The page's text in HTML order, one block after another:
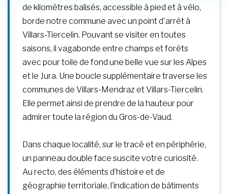
de kilomètres balisés, accessible à pied et à vélo,
borde notre commune avec un point d'arrêt à
Villars-Tiercelin. Pouvant se visiter en toutes
saisons, il vagabonde entre champs et forêts
avec pour toile de fond une belle vue sur les Alpes
et le Jura. Une boucle supplémentaire traverse les
communes de Villars-Mendraz et Villars-Tiercelin.
Elle permet ainsi de prendre de la hauteur pour
admirer toute la région du Gros-de-Vaud.
Dans chaque localité, sur le tracé et en périphérie,
un panneau double face suscite votre curiosité.
Au recto, des éléments d’histoire et de
géographie territoriale, l’indication de bâtiments